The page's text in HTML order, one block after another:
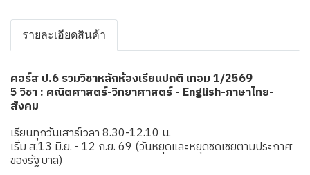
รายละเอียดสินค้า
คอร์ส ป.6 รวมวิชาหลักห้องเรียนปกติ เทอม 1/2569
5 วิชา : คณิตศาสตร์-วิทยาศาสตร์ - English-ภาษาไทย-
สังคม
เรียนทุกวันเสาร์เวลา 8.30-12.10 น.
เริ่ม ส.13 มิ.ย. - 12 ก.ย. 69 (วันหยุดและหยุดชดเชยตามประกาศ
ของรัฐบาล)